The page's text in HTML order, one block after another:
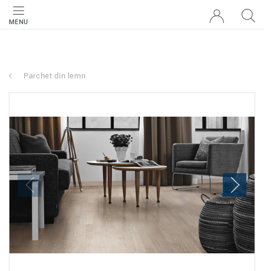
MENU
Parchet din lemn